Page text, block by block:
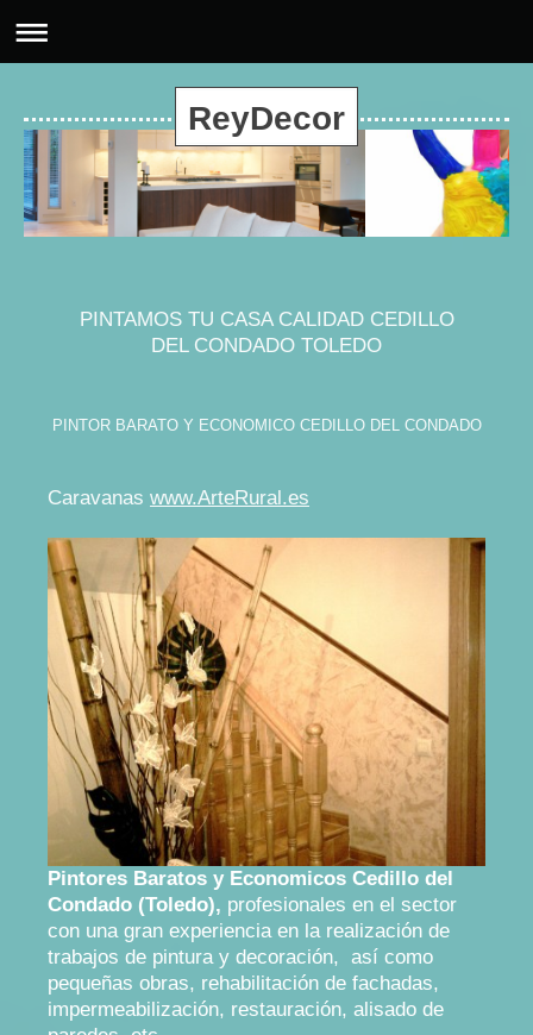
ReyDecor
PINTAMOS TU CASA CALIDAD CEDILLO
DEL CONDADO TOLEDO
PINTOR BARATO Y ECONOMICO CEDILLO DEL CONDADO
Caravanaswww.ArteRural.es
Pintores Baratos y Economicos Cedillo del
Condado (Toledo), profesionales en el sector
con una gran experiencia en la realización de
trabajos de pintura y decoración, así como
pequeñas obras, rehabilitación de fachadas,
impermeabilización, restauración, alisado de